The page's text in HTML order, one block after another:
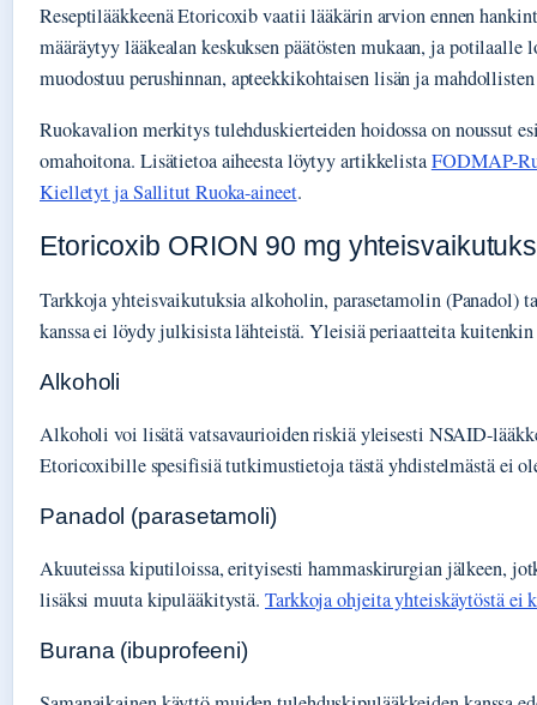
Reseptilääkkeenä Etoricoxib vaatii lääkärin arvion ennen
määräytyy lääkealan keskuksen päätösten mukaan, ja potilaalle
muodostuu perushinnan, apteekkikohtaisen lisän ja
Ruokavalion merkitys tulehduskierteiden hoidossa on noussut
omahoitona. Lisätietoa aiheesta löytyy artikkelistaFODMAP-
Kielletyt ja Sallitut Ruoka-aineet.
Etoricoxib ORION 90 mg
Tarkkoja yhteisvaikutuksia alkoholin, parasetamolin (Panadol)
kanssa ei löydy julkisista lähteistä. Yleisiä periaatteita kuitenkin
Alkoholi
Alkoholi voi lisätä vatsavaurioiden riskiä yleisesti NSAID-
Etoricoxibille spesifisiä tutkimustietoja tästä yhdistelmästä ei
Panadol (parasetamoli)
Akuuteissa kiputiloissa, erityisesti hammaskirurgian jälkeen,
lisäksi muuta kipulääkitystä. Tarkkoja ohjeita yhteiskäytöstä ei
Burana (ibuprofeeni)